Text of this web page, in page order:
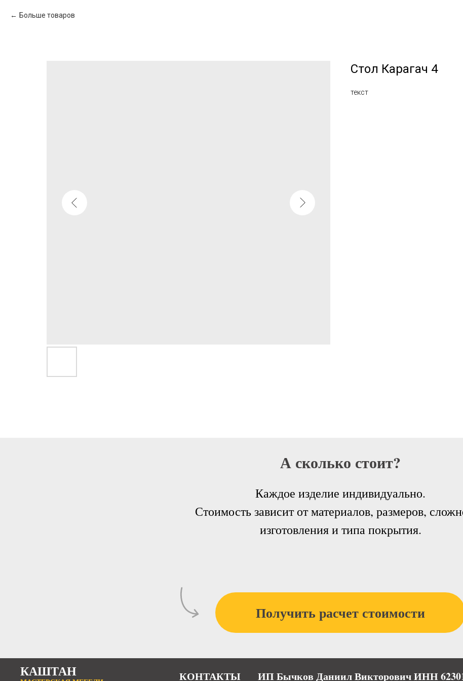
Больше товаров
Стол Карагач 4
текст
А сколько стоит?
Каждое изделие индивидуально.
Стоимость зависит от материалов, размеров,
изготовления и типа покрытия.
Получить расчет стоимости
КАШТАН КОНТАКТЫ ИП Бычков Даниил Викторович ИНН